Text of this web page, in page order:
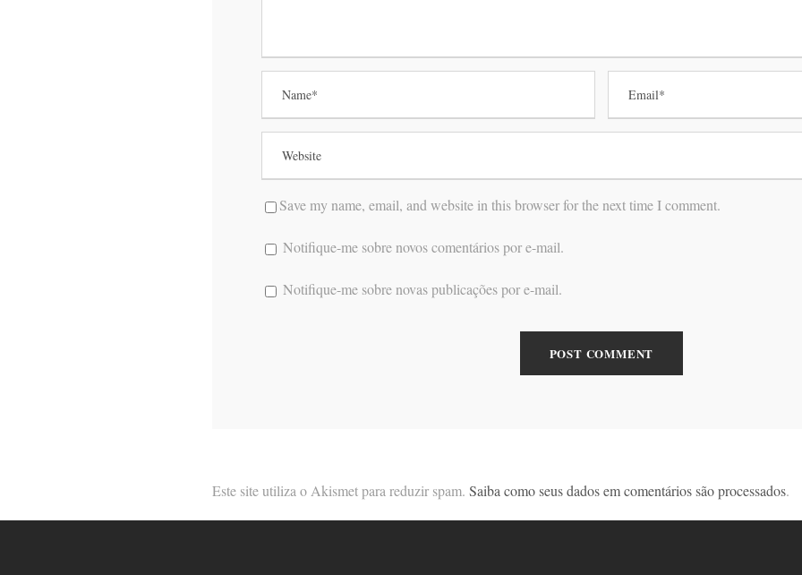
Save my name, email, and website in this browser for the next time I comment.
Notifique-me sobre novos comentários por e-mail.
Notifique-me sobre novas publicações por e-mail.
Este site utiliza o Akismet para reduzir spam. Saiba como seus dados em comentários são processados.